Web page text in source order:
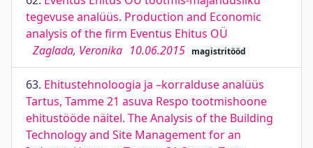
tegevuse analüüs. Production and Economic
analysis of the firm Eventus Ehitus OÜ
Zaglada, Veronika 10.06.2015 magistritööd
63. Ehitustehnoloogia ja –korralduse analüüs
Tartus, Tamme 21 asuva Respo tootmishoone
ehitustööde näitel. The Analysis of the Building
Technology and Site Management for an